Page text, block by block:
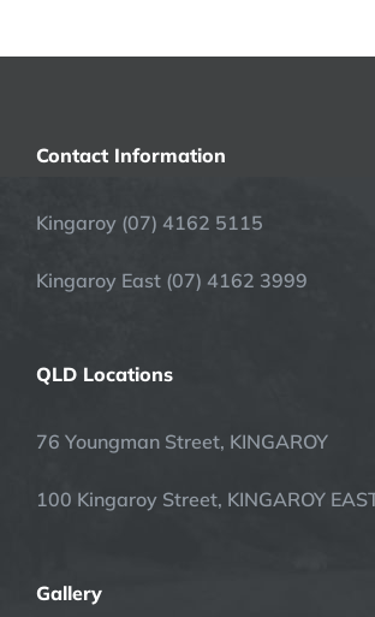
Contact Information
Kingaroy (07) 4162 5115
Kingaroy East (07) 4162 3999
QLD Locations
76 Youngman Street, KINGAROY
100 Kingaroy Street, KINGAROY
Gallery